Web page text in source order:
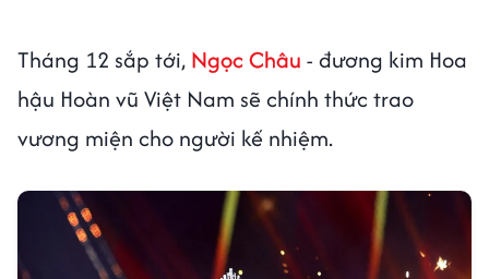
Tháng 12 sắp tới, Ngọc Châu - đương kim Hoa
hậu Hoàn vũ Việt Nam sẽ chính thức trao
vương miện cho người kế nhiệm.